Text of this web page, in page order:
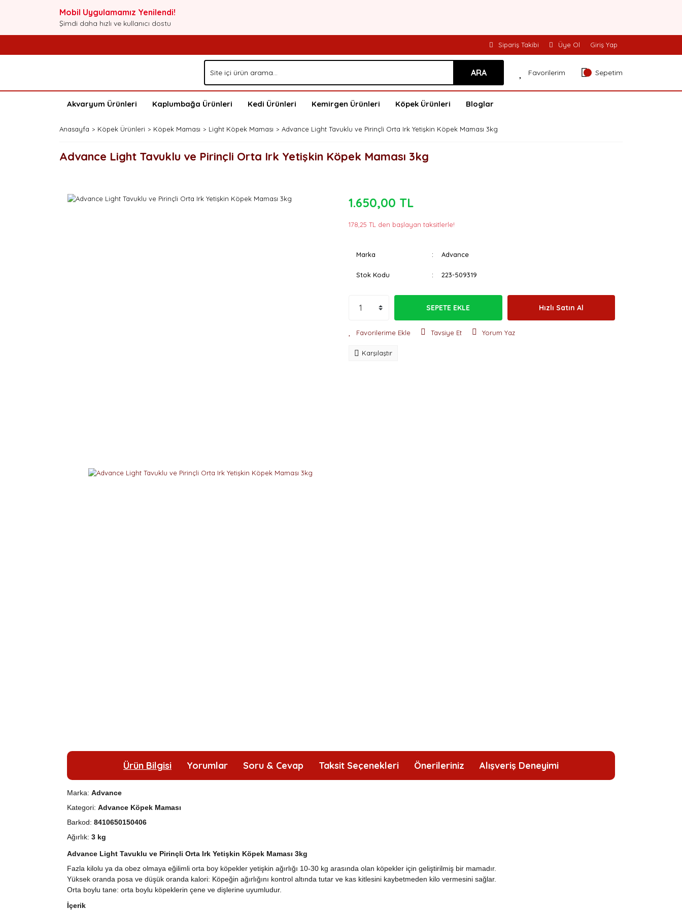
Mobil Uygulamamız Yenilendi!
Şimdi daha hızlı ve kullanıcı dostu
Sipariş Takibi Üye Ol Giriş Yap
ARA Favorilerim Sepetim
Akvaryum Ürünleri Kaplumbağa Ürünleri Kedi Ürünleri Kemirgen Ürünleri Köpek Ürünleri Bloglar
Anasayfa Köpek Ürünleri Köpek Maması Light Köpek Maması Advance Light Tavuklu ve Pirinçli Orta Irk Yetişkin Köpek Maması 3kg
Advance Light Tavuklu ve Pirinçli Orta Irk Yetişkin Köpek Maması 3kg
1.650,00 TL
178,25 TL den başlayan taksitlerle!
Marka Advance
Stok Kodu 223-509319
SEPETE EKLE Hızlı Satın Al
Tavsiye Et Yorum Yaz
Karşılaştır
Ürün Bilgisi Yorumlar Soru & Cevap Taksit Seçenekleri Önerileriniz Alışveriş Deneyimi
Marka: Advance
Kategori: Advance Köpek Maması
Barkod: 8410650150406
Ağırlık: 3 kg
Advance Light Tavuklu ve Pirinçli Orta Irk Yetişkin Köpek Maması 3kg
Fazla kilolu ya da obez olmaya eğilimli orta boy köpekler yetişkin ağırlığı 10-30 kg arasında olan köpekler için geliştirilmiş bir mamadır.
Yüksek oranda posa ve düşük oranda kalori: Köpeğin ağırlığını kontrol altında tutar ve kas kitlesini kaybetmeden kilo vermesini sağlar.
Orta boylu tane: orta boylu köpeklerin çene ve dişlerine uyumludur.
İçerik